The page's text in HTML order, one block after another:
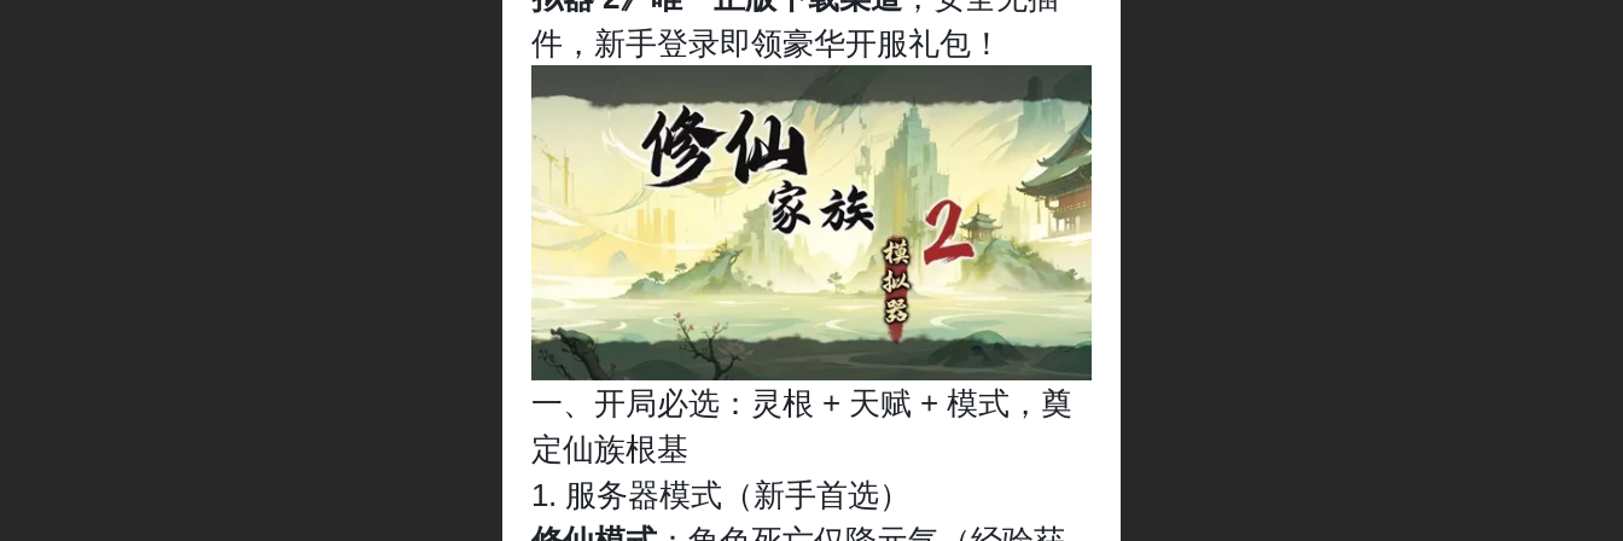
件，新手登录即领豪华开服礼包！
一、开局必选：灵根 + 天赋 + 模式，奠
定仙族根基
1. 服务器模式（新手首选）